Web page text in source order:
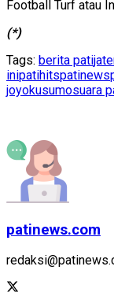
Football Turf atau
(*)
Tags: berita pati
inipatihitspatinews
joyokusumosuara
patinews.com